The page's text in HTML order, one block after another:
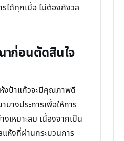
ได้ทุกเมื่อ ไม่ต้องกังวล
ก่อนตัดสินใจ
งป้าแก้วจะมีคุณภาพดี
างประการเพื่อให้การ
เหมาะสม เนื่องจากเป็น
ห้งที่ผ่านกระบวนการ